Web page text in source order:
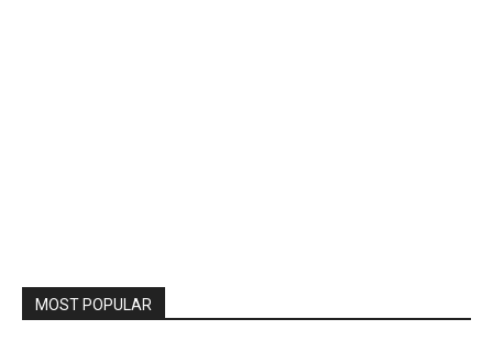
MOST POPULAR